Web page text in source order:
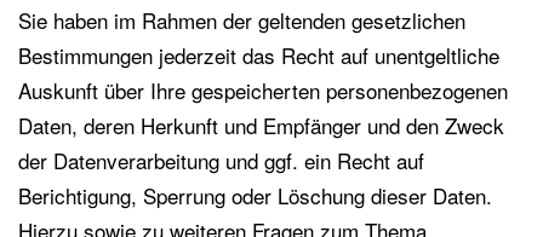
Sie haben im Rahmen der geltenden gesetzlichen
Bestimmungen jederzeit das Recht auf unentgeltliche
Auskunft über Ihre gespeicherten personenbezogenen
Daten, deren Herkunft und Empfänger und den Zweck
der Datenverarbeitung und ggf. ein Recht auf
Berichtigung, Sperrung oder Löschung dieser Daten.
Hierzu sowie zu weiteren Fragen zum Thema